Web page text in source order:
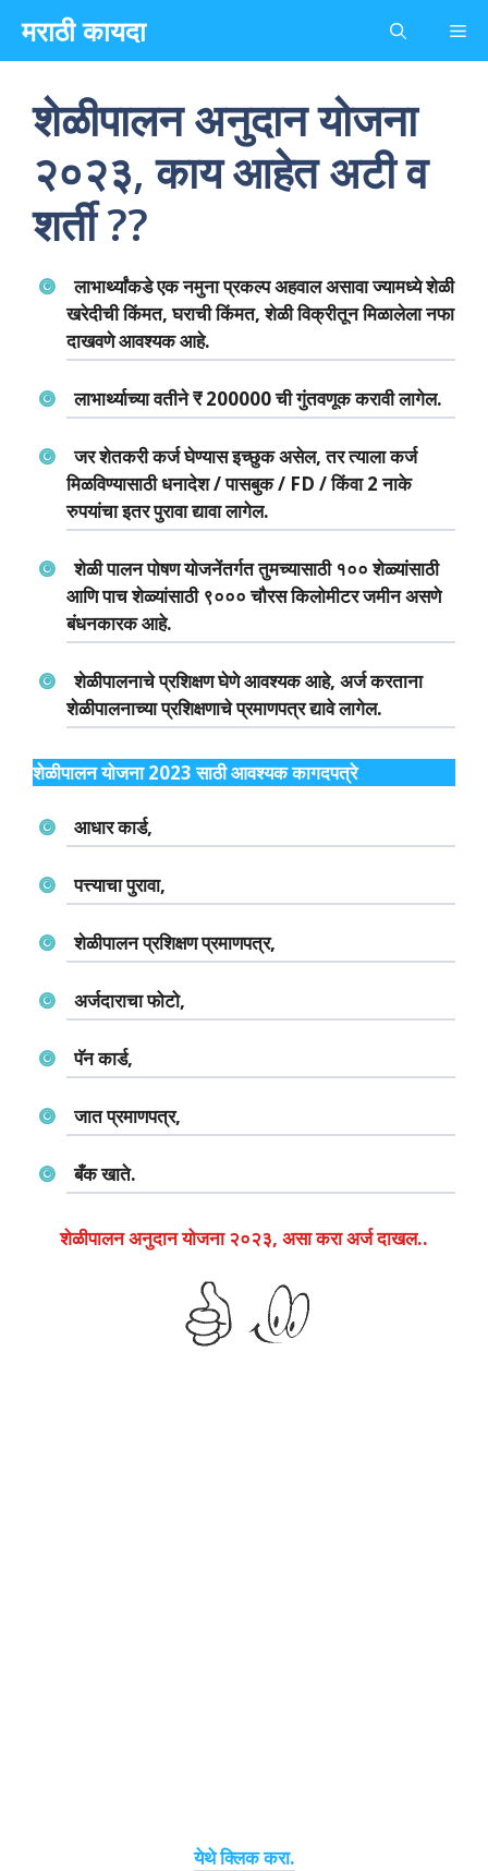
content
मराठी कायदा
शेळीपालन अनुदान योजना
२०२३, काय आहेत अटी व
शर्ती ??
लाभार्थ्यांकडे एक नमुना प्रकल्प अहवाल असावा ज्यामध्ये शेळी
खरेदीची किंमत, घराची किंमत, शेळी विक्रीतून मिळालेला नफा
दाखवणे आवश्यक आहे.
लाभार्थ्याच्या वतीने ₹ 200000 ची गुंतवणूक करावी लागेल.
जर शेतकरी कर्ज घेण्यास इच्छुक असेल, तर त्याला कर्ज
मिळविण्यासाठी धनादेश / पासबुक / FD / किंवा 2 नाके
रुपयांचा इतर पुरावा द्यावा लागेल.
शेळी पालन पोषण योजनेंतर्गत तुमच्यासाठी १०० शेळ्यांसाठी
आणि पाच शेळ्यांसाठी ९००० चौरस किलोमीटर जमीन असणे
बंधनकारक आहे.
शेळीपालनाचे प्रशिक्षण घेणे आवश्यक आहे, अर्ज करताना
शेळीपालनाच्या प्रशिक्षणाचे प्रमाणपत्र द्यावे लागेल.
शेळीपालन योजना 2023 साठी आवश्यक कागदपत्रे
आधार कार्ड,
पत्त्याचा पुरावा,
शेळीपालन प्रशिक्षण प्रमाणपत्र,
अर्जदाराचा फोटो,
पॅन कार्ड,
जात प्रमाणपत्र,
बँक खाते.
शेळीपालन अनुदान योजना २०२३, असाकराअर्ज दाखल..
येथे क्लिक करा.